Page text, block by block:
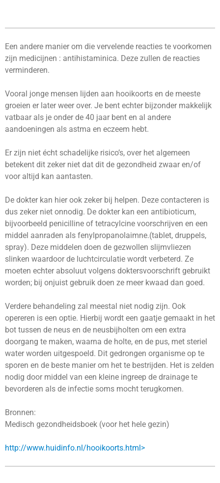
Een andere manier om die vervelende reacties te voorkomen
zijn medicijnen : antihistaminica. Deze zullen de reacties
verminderen.
Vooral jonge mensen lijden aan hooikoorts en de meeste
groeien er later weer over. Je bent echter bijzonder makkelijk
vatbaar als je onder de 40 jaar bent en al andere
aandoeningen als astma en eczeem hebt.
Er zijn niet écht schadelijke risico’s, over het algemeen
betekent dit zeker niet dat dit de gezondheid zwaar en/of
voor altijd kan aantasten.
De dokter kan hier ook zeker bij helpen. Deze contacteren is
dus zeker niet onnodig. De dokter kan een antibioticum,
bijvoorbeeld penicilline of tetracylcine voorschrijven en een
middel aanraden als fenylpropanolaimne.(tablet, druppels,
spray). Deze middelen doen de gezwollen slijmvliezen
slinken waardoor de luchtcirculatie wordt verbeterd. Ze
moeten echter absoluut volgens doktersvoorschrift gebruikt
worden; bij onjuist gebruik doen ze meer kwaad dan goed.
Verdere behandeling zal meestal niet nodig zijn. Ook
opereren is een optie. Hierbij wordt een gaatje gemaakt in het
bot tussen de neus en de neusbijholten om een extra
doorgang te maken, waarna de holte, en de pus, met steriel
water worden uitgespoeld. Dit gedrongen organisme op te
sporen en de beste manier om het te bestrijden. Het is zelden
nodig door middel van een kleine ingreep de drainage te
bevorderen als de infectie soms mocht terugkomen.
Bronnen:
Medisch gezondheidsboek (voor het hele gezin)
http://www.huidinfo.nl/hooikoorts.html>